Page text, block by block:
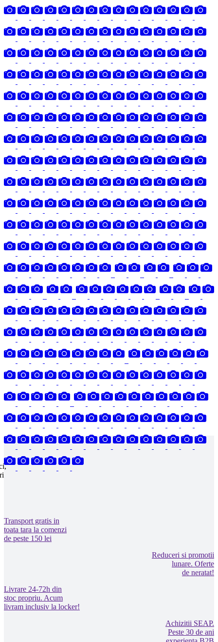
Transport gratis in
toata tara la comenzi
de peste 150 lei
Reduceri si promotii
lunare. Oferte
de neratat!
Livrare 24-72h din
stoc propriu. Acum
livram inclusiv la locker!
Achizitii SEAP.
Peste 30 de ani